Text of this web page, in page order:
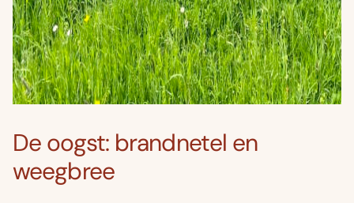
De oogst: brandnetel en
weegbree